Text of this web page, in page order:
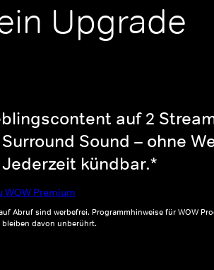
Upgrade
auf 2
Sound – ohne
kündbar.*
WOW Premium
Abruf sind werbefrei. Programmhinweise für WOW
bleiben davon unberührt.